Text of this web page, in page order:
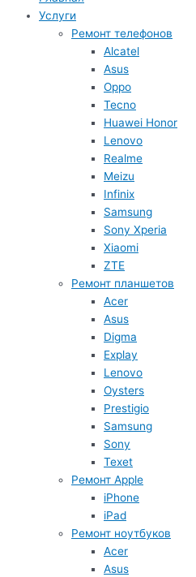
Услуги
Ремонт телефонов
Alcatel
Asus
Oppo
Tecno
Huawei Honor
Lenovo
Realme
Meizu
Infinix
Samsung
Sony Xperia
Xiaomi
ZTE
Ремонт планшетов
Acer
Asus
Digma
Explay
Lenovo
Oysters
Prestigio
Samsung
Sony
Texet
Ремонт Apple
iPhone
iPad
Ремонт ноутбуков
Acer
Asus